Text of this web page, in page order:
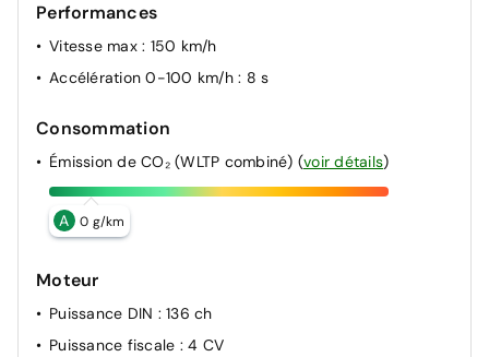
Performances
Vitesse max : 150 km/h
Accélération 0-100 km/h : 8 s
Consommation
Émission de CO₂ (WLTP combiné) (voir détails)
A 0 g/km
Moteur
Puissance DIN : 136 ch
Puissance fiscale : 4 CV